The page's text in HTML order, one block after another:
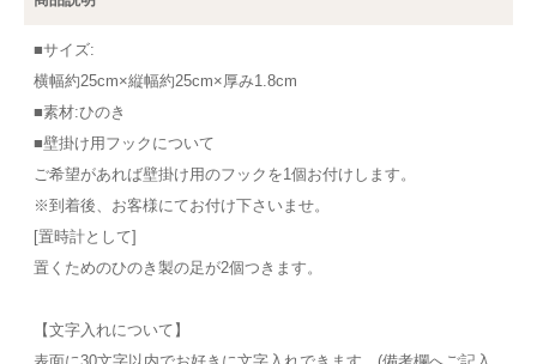
■サイズ:
横幅約25cm×縦幅約25cm×厚み1.8cm
■素材:ひのき
■壁掛け用フックについて
ご希望があれば壁掛け用のフックを1個お付けします。
※到着後、お客様にてお付け下さいませ。
[置時計として]
置くためのひのき製の足が2個つきます。
【文字入れについて】